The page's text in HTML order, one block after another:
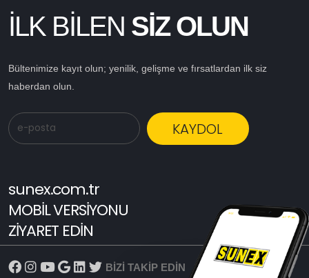
İLK BİLEN SİZ OLUN
Bültenimize kayıt olun; yenilik, gelişme ve fırsatlardan ilk siz
haberdan olun.
KAYDOL
sunex.com.tr
MOBİL VERSİYONU
ZİYARET EDİN
BİZİ TAKİP EDİN